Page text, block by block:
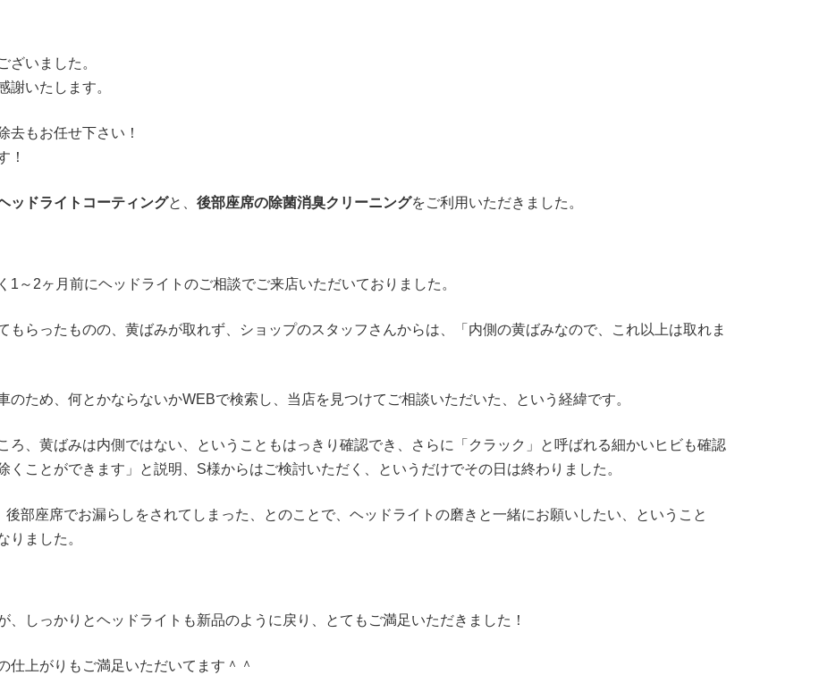
ざいました。
謝いたします。
去もお任せ下さい！
！
ッドライトコーティングと、 後部座席の除菌消臭クリーニングをご利用いただきました。
1～2ヶ月前にヘッドライトのご相談でご来店いただいておりました。
もらったものの、黄ばみが取れず、ショップのスタッフさんからは、「内側の黄ばみなので、これ以上は取れま
のため、何とかならないかWEBで検索し、当店を見つけてご相談いただいた、という経緯です。
ろ、黄ばみは内側ではない、ということもはっきり確認でき、さらに「クラック」と呼ばれる細かいヒビも確認
くことができます」と説明、S様からはご検討いただく、というだけでその日は終わりました。
部座席でお漏らしをされてしまった、とのことで、ヘッドライトの磨きと一緒にお願いしたい、ということ
りました。
しっかりとヘッドライトも新品のように戻り、とてもご満足いただきました！
仕上がりもご満足いただいてます＾＾